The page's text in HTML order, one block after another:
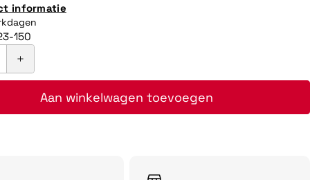
informatie
150
Aan winkelwagen toevoegen